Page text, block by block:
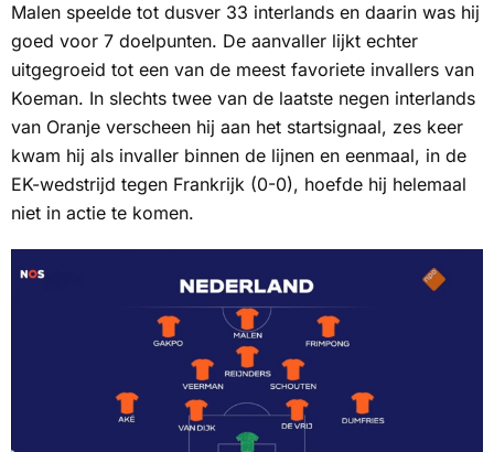
Malen speelde tot dusver 33 interlands en daarin was hij
goed voor 7 doelpunten. De aanvaller lijkt echter
uitgegroeid tot een van de meest favoriete invallers van
Koeman. In slechts twee van de laatste negen interlands
van Oranje verscheen hij aan het startsignaal, zes keer
kwam hij als invaller binnen de lijnen en eenmaal, in de
EK-wedstrijd tegen Frankrijk (0-0), hoefde hij helemaal
niet in actie te komen.